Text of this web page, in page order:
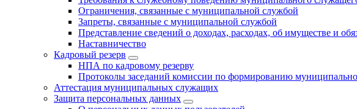
Ограничения, связанные с муниципальной службой
Запреты, связанные с муниципальной службой
Представление сведений о доходах, расходах, об имуществе и
Наставничество
Кадровый резерв
НПА по кадровому резерву
Протоколы заседаний комиссии по формированию
Аттестация муниципальных служащих
Защита персональных данных